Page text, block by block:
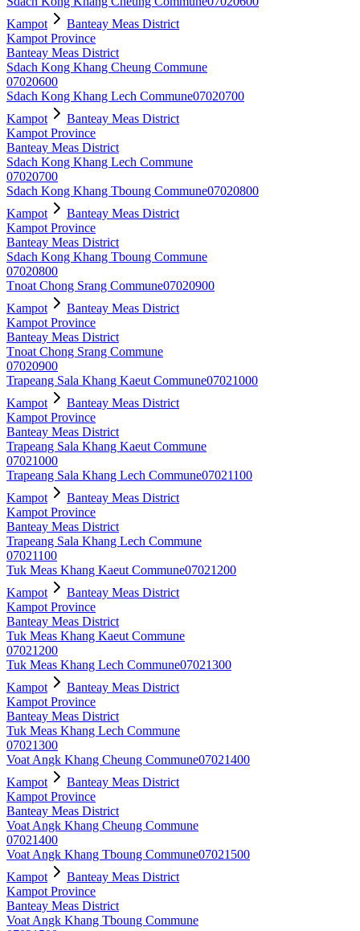
Kampot
Banteay Meas District
Kampot Province
Banteay Meas District
Sdach Kong Khang Cheung Commune
07020600
Sdach Kong Khang Lech Commune07020700
Kampot
Banteay Meas District
Kampot Province
Banteay Meas District
Sdach Kong Khang Lech Commune
07020700
Sdach Kong Khang Tboung Commune07020800
Kampot
Banteay Meas District
Kampot Province
Banteay Meas District
Sdach Kong Khang Tboung Commune
07020800
Tnoat Chong Srang Commune07020900
Kampot
Banteay Meas District
Kampot Province
Banteay Meas District
Tnoat Chong Srang Commune
07020900
Trapeang Sala Khang Kaeut Commune07021000
Kampot
Banteay Meas District
Kampot Province
Banteay Meas District
Trapeang Sala Khang Kaeut Commune
07021000
Trapeang Sala Khang Lech Commune07021100
Kampot
Banteay Meas District
Kampot Province
Banteay Meas District
Trapeang Sala Khang Lech Commune
07021100
Tuk Meas Khang Kaeut Commune07021200
Kampot
Banteay Meas District
Kampot Province
Banteay Meas District
Tuk Meas Khang Kaeut Commune
07021200
Tuk Meas Khang Lech Commune07021300
Kampot
Banteay Meas District
Kampot Province
Banteay Meas District
Tuk Meas Khang Lech Commune
07021300
Voat Angk Khang Cheung Commune07021400
Kampot
Banteay Meas District
Kampot Province
Banteay Meas District
Voat Angk Khang Cheung Commune
07021400
Voat Angk Khang Tboung Commune07021500
Kampot
Banteay Meas District
Kampot Province
Banteay Meas District
Voat Angk Khang Tboung Commune